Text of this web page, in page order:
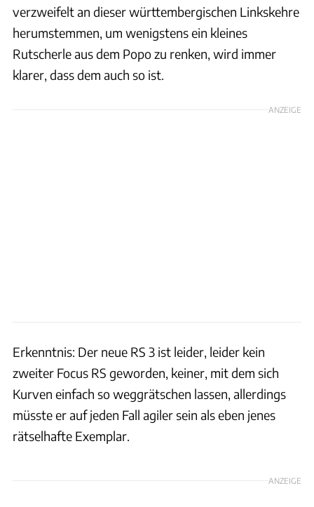
verzweifelt an dieser württembergischen Linkskehre
herumstemmen, um wenigstens ein kleines
Rutscherle aus dem Popo zu renken, wird immer
klarer, dass dem auch so ist.
ANZEIGE
Erkenntnis: Der neue RS 3 ist leider, leider kein
zweiter Focus RS geworden, keiner, mit dem sich
Kurven einfach so weggrätschen lassen, allerdings
müsste er auf jeden Fall agiler sein als eben jenes
rätselhafte Exemplar.
ANZEIGE